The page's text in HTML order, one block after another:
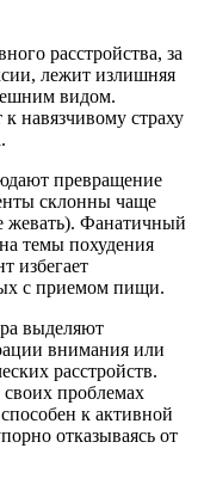
расстройства, за
лежит излишняя
видом.
навязчивому страху
превращение
склонны чаще
жевать). Фанатичный
темы похудения
избегает
с приемом пищи.
выделяют
внимания или
расстройств.
своих проблемах
к активной
отказываясь от